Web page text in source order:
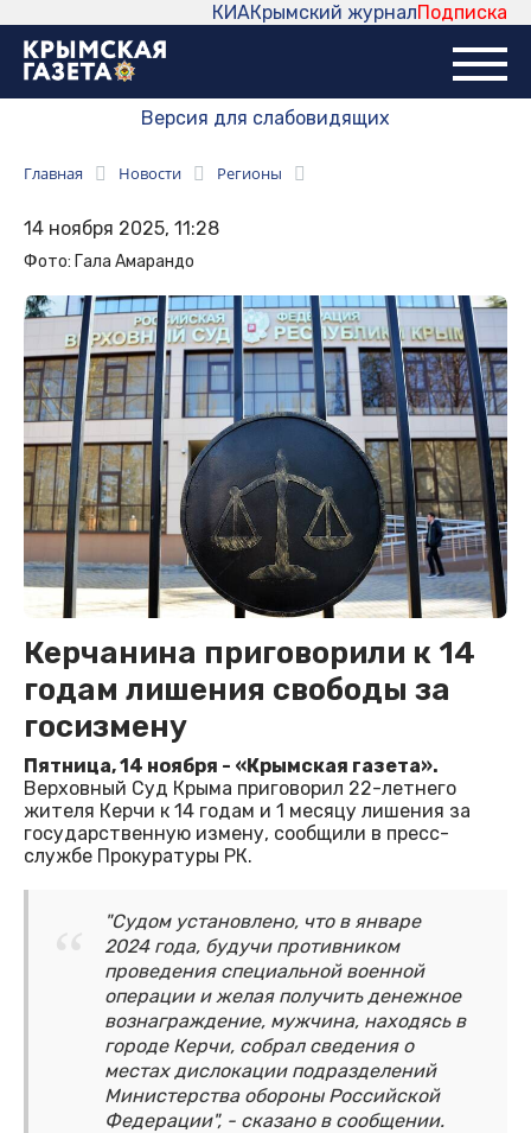
Подписка
Крымский журнал
КИА
Версия для слабовидящих
Главная Новости Регионы
14 ноября 2025, 11:28
Фото: Гала Амарандо
Керчанина приговорили к 14
годам лишения свободы за
госизмену
Пятница, 14 ноября - «Крымская газета».
Верховный Суд Крыма приговорил 22-летнего
жителя Керчи к 14 годам и 1 месяцу лишения за
государственную измену, сообщили в пресс-
службе Прокуратуры РК.
"Судом установлено, что в январе
2024 года, будучи противником
проведения специальной военной
операции и желая получить денежное
вознаграждение, мужчина, находясь в
городе Керчи, собрал сведения о
местах дислокации подразделений
Министерства обороны Российской
Федерации", - сказано в сообщении.